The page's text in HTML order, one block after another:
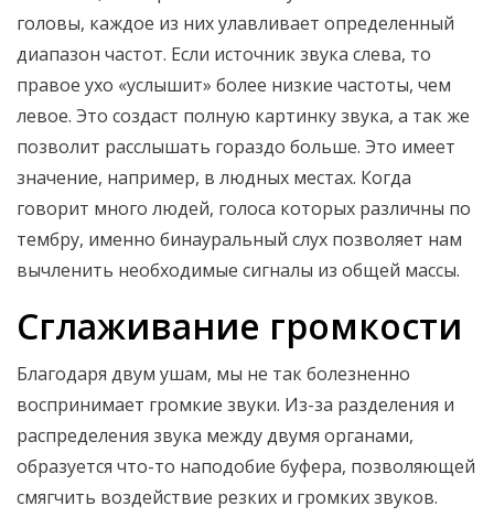
головы, каждое из них улавливает определенный
диапазон частот. Если источник звука слева, то
правое ухо «услышит» более низкие частоты, чем
левое. Это создаст полную картинку звука, а так же
позволит расслышать гораздо больше. Это имеет
значение, например, в людных местах. Когда
говорит много людей, голоса которых различны по
тембру, именно бинауральный слух позволяет нам
вычленить необходимые сигналы из общей массы.
Сглаживание громкости
Благодаря двум ушам, мы не так болезненно
воспринимает громкие звуки. Из-за разделения и
распределения звука между двумя органами,
образуется что-то наподобие буфера, позволяющей
смягчить воздействие резких и громких звуков.